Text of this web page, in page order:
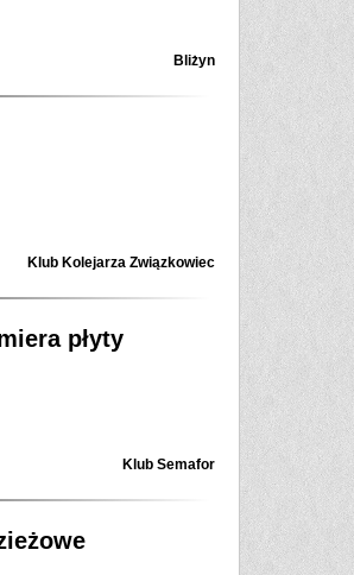
Bliżyn
Klub Kolejarza Związkowiec
płyty
Klub Semafor